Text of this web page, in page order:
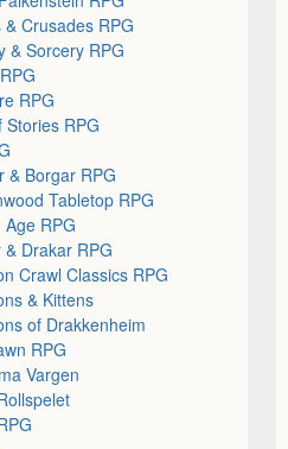
& Crusades RPG
& Sorcery RPG
RPG
Stories RPG
& Borgar RPG
Tabletop RPG
Age RPG
& Drakar RPG
Crawl Classics RPG
& Kittens
of Drakkenheim
RPG
Vargen